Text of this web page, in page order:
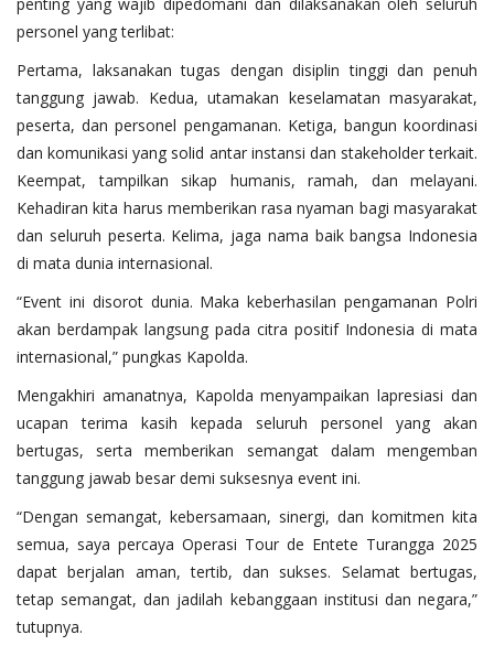
personel yang terlibat:
Pertama, laksanakan tugas dengan disiplin tinggi dan penuh
tanggung jawab. Kedua, utamakan keselamatan masyarakat,
peserta, dan personel pengamanan. Ketiga, bangun koordinasi
dan komunikasi yang solid antar instansi dan stakeholder terkait.
Keempat, tampilkan sikap humanis, ramah, dan melayani.
Kehadiran kita harus memberikan rasa nyaman bagi masyarakat
dan seluruh peserta. Kelima, jaga nama baik bangsa Indonesia
di mata dunia internasional.
“Event ini disorot dunia. Maka keberhasilan pengamanan Polri
akan berdampak langsung pada citra positif Indonesia di mata
internasional,” pungkas Kapolda.
Mengakhiri amanatnya, Kapolda menyampaikan lapresiasi dan
ucapan terima kasih kepada seluruh personel yang akan
bertugas, serta memberikan semangat dalam mengemban
tanggung jawab besar demi suksesnya event ini.
“Dengan semangat, kebersamaan, sinergi, dan komitmen kita
semua, saya percaya Operasi Tour de Entete Turangga 2025
dapat berjalan aman, tertib, dan sukses. Selamat bertugas,
tetap semangat, dan jadilah kebanggaan institusi dan negara,”
tutupnya.